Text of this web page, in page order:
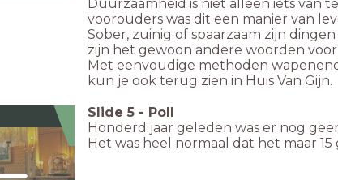
Duurzaamheid is niet alleen iets van
voorouders was dit een manier van
Sober, zuinig of spaarzaam zijn
zijn het gewoon andere woorden
Met eenvoudige methoden
kun je ook terug zien in Huis Van Gijn.
Slide 5 - Poll
Honderd jaar geleden was er nog
Het was heel normaal dat het maar 15